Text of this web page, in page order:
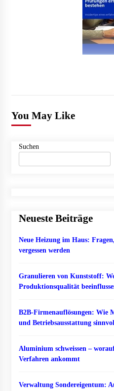
You May Like
Suchen
Neueste Beiträge
Neue Heizung im Haus:
vergessen werden
Granulieren von Kunststoff:
Produktionsqualität
B2B-Firmenauflösungen: Wie
und Betriebsausstattung
Aluminium schweissen –
Verfahren ankommt
Verwaltung Sondereigentum: